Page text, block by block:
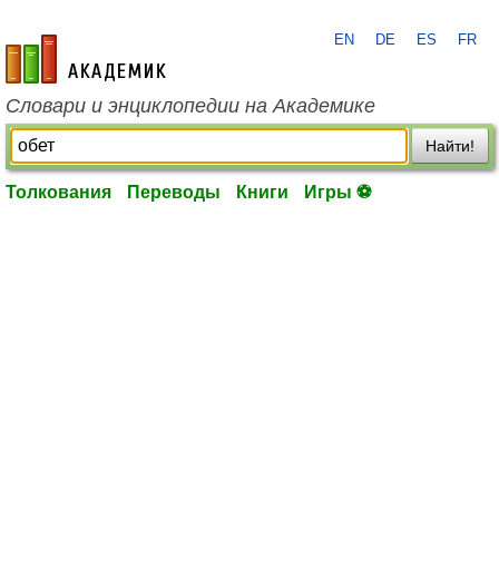
academic.ru
EN DE ES FR
Словари и энциклопедии на Академике
Найти!
Толкования Переводы Книги Игры ⚽